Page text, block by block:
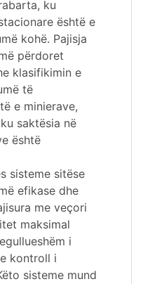
ku
është e
kohë. Pajisja
përdoret
klasifikimin e
të
e minierave,
saktësia në
është
sisteme sitëse
efikase dhe
me veçori
maksimal
i
kontroll i
sisteme mund